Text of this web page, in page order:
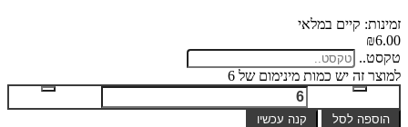
זמינות: קיים במלאי
₪6.00
טקסט..
למוצר זה יש כמות מינימום של 6
הוספה לסל קנה עכשיו